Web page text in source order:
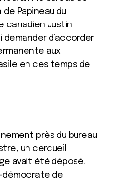
Papineau du
canadien Justin
demander d’accorder
aux
en ces temps de
près du bureau
un cercueil
avait été déposé.
démocrate de